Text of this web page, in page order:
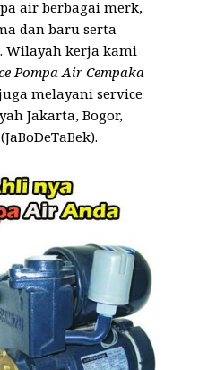
air berbagai merk,
dan baru serta
Wilayah kerja kami
Pompa Air Cempaka
melayani service
Jakarta, Bogor,